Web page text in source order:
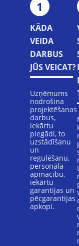
1
KĀDA
VEIDA
DARBUS
JŪS VEICAT?
Uzņēmums
nodrošina
projektēšanas
darbus,
iekārtu
piegādi, to
uzstādīšanu
un
regulēšanu,
personāla
apmācību,
iekārtu
garantijas un
pēcgarantijas
apkopi.